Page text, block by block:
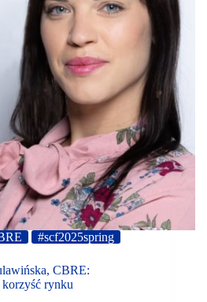
#scf2025spring
CBRE:
korzyść rynku